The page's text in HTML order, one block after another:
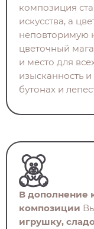
композиция
искусства, а
неповторимую
цветочный
и место для
изысканность
бутонах и
В дополнение
композиции
игрушку,